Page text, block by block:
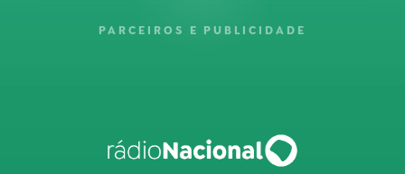
PARCEIROS E PUBLICIDADE